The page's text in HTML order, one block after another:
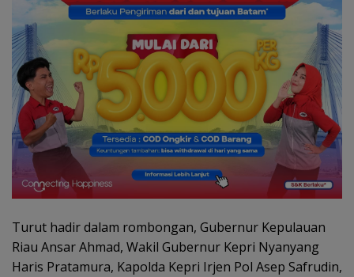
Turut hadir dalam rombongan, Gubernur Kepulauan
Riau Ansar Ahmad, Wakil Gubernur Kepri Nyanyang
Haris Pratamura, Kapolda Kepri Irjen Pol Asep Safrudin,